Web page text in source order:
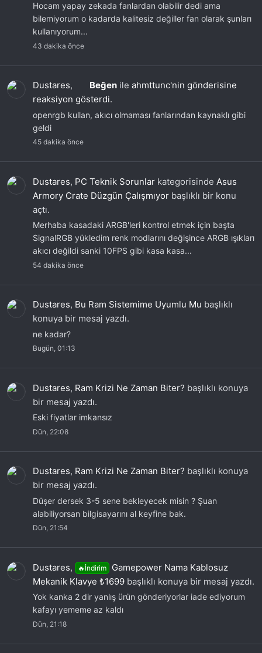
Hocam yapay zekada fanlardan olabilir dedi ama
bilemiyorum o kadarda kalitesiz değiller fan olarak şunları
kullanıyorum...
43 dakika önce
Dustares, Beğen ile ahmttunc'nin gönderisine
reaksiyon gösterdi.
openrgb kullan, akıcı olmaması fanlarından kaynaklı gibi
geldi
45 dakika önce
Dustares, PC Teknik Sorunlar kategorisinde Asus
Armory Crate Düzgün Çalışmıyor başlıklı bir konu
açtı.
Merhaba kasadaki ARGB'leri kontrol etmek için başta
SignalRGB yükledim renk modlarını değişince ARGB ışıkları
akıcı değildi sanki 10FPS gibi kasa kasa...
54 dakika önce
Dustares, Bu Ram Sistemime Uyumlu Mu başlıklı
konuya bir mesaj yazdı.
ne kadar?
Bugün, 01:13
Dustares, Ram Krizi Ne Zaman Biter? başlıklı konuya
bir mesaj yazdı.
Eski fiyatlar imkansız
Dün, 22:08
Dustares, Ram Krizi Ne Zaman Biter? başlıklı konuya
bir mesaj yazdı.
Düşer dersek 3-5 sene bekleyecek misin ? Şuan
alabiliyorsan bilgisayarını al keyfine bak.
Dün, 21:54
Dustares, 🔥İndirim
Gamepower Nama Kablosuz
Mekanik Klavye ₺1699 başlıklı konuya bir mesaj yazdı.
Yok kanka 2 dir yanlış ürün gönderiyorlar iade ediyorum
kafayı yememe az kaldı
Dün, 21:18